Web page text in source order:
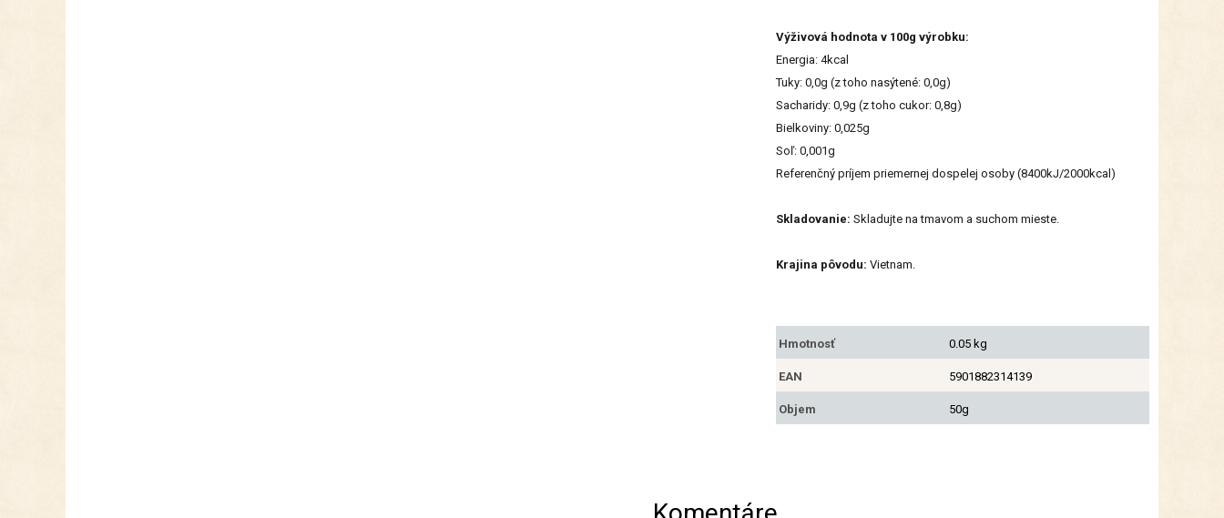
Výživová hodnota v 100g výrobku:
Energia: 4kcal
Tuky: 0,0g (z toho nasýtené: 0,0g)
Sacharidy: 0,9g (z toho cukor: 0,8g)
Bielkoviny: 0,025g
Soľ: 0,001g
Referenčný príjem priemernej dospelej osoby (8400kJ/2000kcal)
Skladovanie: Skladujte na tmavom a suchom mieste.
Krajina pôvodu: Vietnam.
Hmotnosť 0.05 kg
EAN 5901882314139
Objem 50g